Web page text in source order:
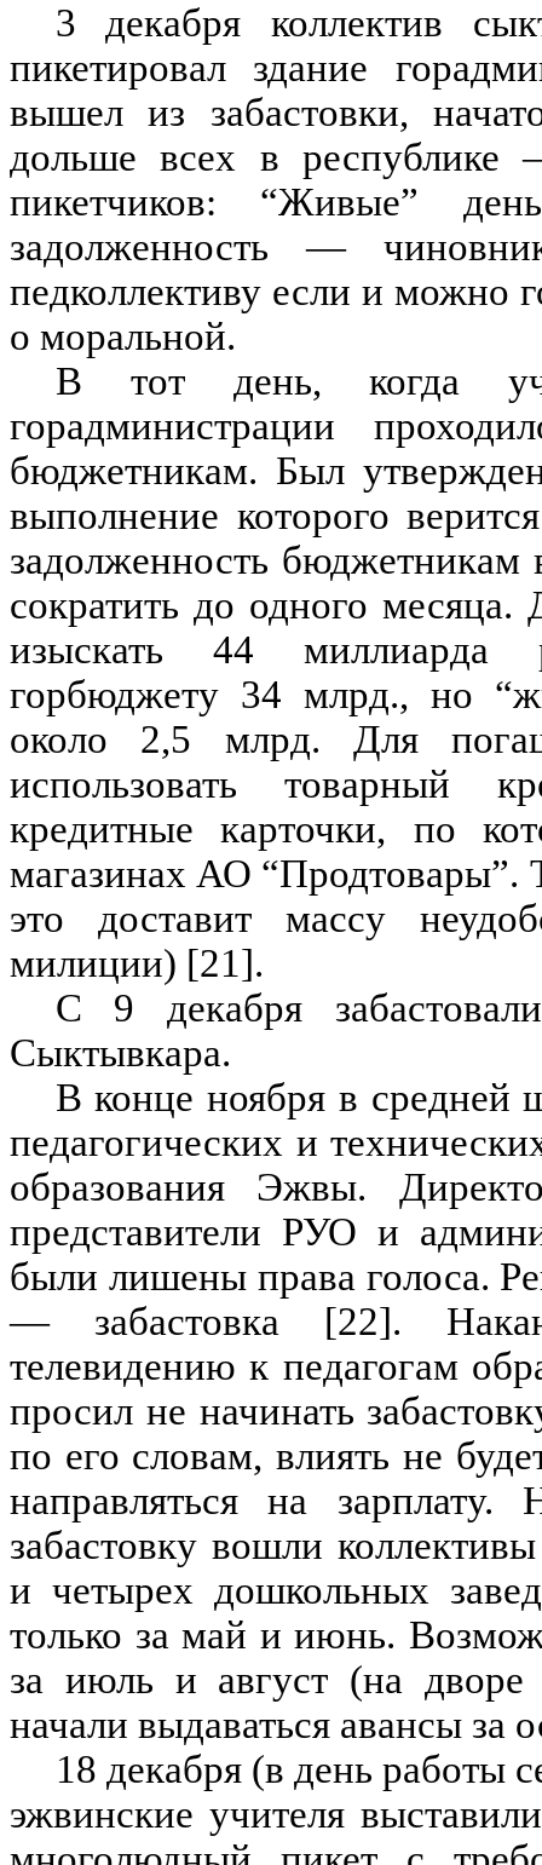
3 декабря коллектив
пикетировал здание
вышел из забастовки,
дольше всех в
пикетчиков: “Живые”
задолженность —
педколлективу если и можно
о моральной.
В тот день, когда
горадминистрации
бюджетникам. Был
выполнение которого
задолженность бюджетникам
сократить до одного месяца.
изыскать 44 миллиарда
горбюджету 34 млрд., но
около 2,5 млрд. Для
использовать товарный
кредитные карточки, по
магазинах АО “Продтовары”.
это доставит массу
милиции) [21].
С 9 декабря
Сыктывкара.
В конце ноября в средней
педагогических и
образования Эжвы.
представители РУО и
были лишены права голоса.
— забастовка [22].
телевидению к педагогам
просил не начинать
по его словам, влиять не
направляться на
забастовку вошли
и четырех дошкольных
только за май и июнь.
за июль и август (на дворе
начали выдаваться авансы за
18 декабря (в день работы
эжвинские учителя